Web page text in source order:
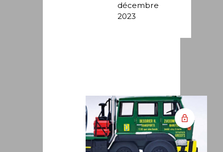
décembre
2023